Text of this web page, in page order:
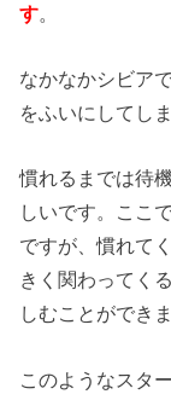
す
なかなかシビア
をふいにしてし
慣れるまでは待
しいです。ここ
ですが、慣れて
きく関わってく
しむことができま
このようなスタ